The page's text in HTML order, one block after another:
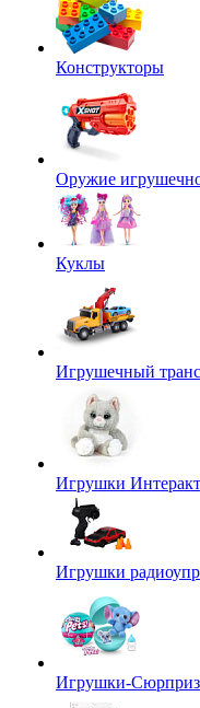
Конструкторы
Оружие
Куклы
Игрушечный
Игрушки
Игрушки
Игрушки-